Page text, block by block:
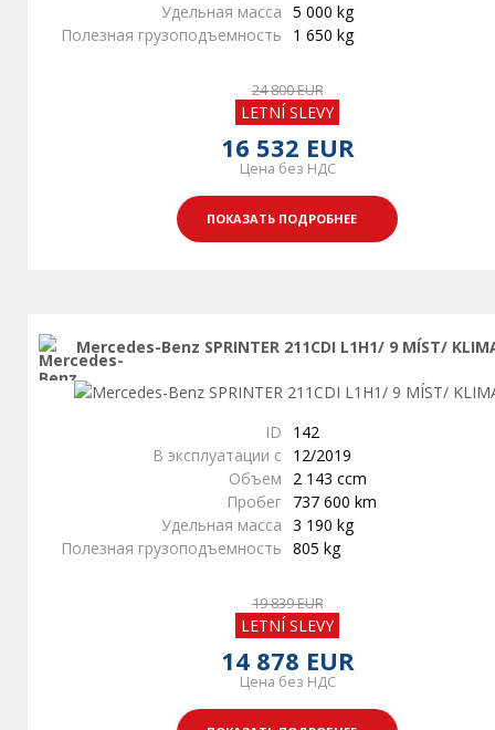
Удельная масса 5 000 kg
Полезная грузоподъемность
1 650 kg
24 800 EUR
LETNÍ SLEVY
16 532 EUR
Цена без НДС
ПОКАЗАТЬ ПОДРОБНЕЕ
Mercedes-Benz SPRINTER 211CDI L1H1/ 9 MÍST/
ID
142
В эксплуатации с 12/2019
Объем
2 143 ccm
Пробег 737 600 km
Удельная масса 3 190 kg
Полезная грузоподъемность 805 kg
19 839 EUR
LETNÍ SLEVY
14 878 EUR
Цена без НДС